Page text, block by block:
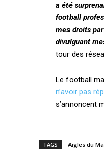
a été
football
mes droits
divulguant
tour des
Le football
n’avoir pas
s’annoncent
TAGS Aigles du